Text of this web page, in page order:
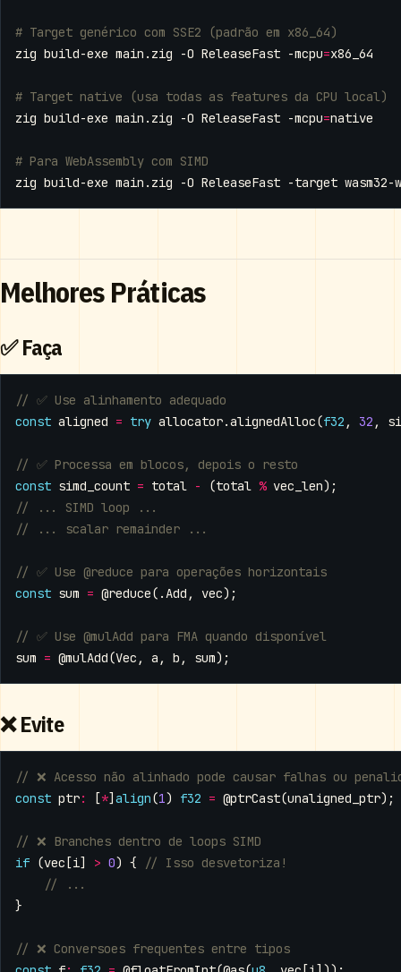
# Target genérico com SSE2 (padrão em x86_64)
zig build-exe main.zig -O ReleaseFast -mcpu=
# Target native (usa todas as features da CPU local)
zig build-exe main.zig -O ReleaseFast -mcpu=
# Para WebAssembly com SIMD
zig build-exe main.zig -O ReleaseFast -target wasm32-
Melhores Práticas
✅ Faça
const aligned = try allocator.alignedAlloc(f32 , 32 ,
const simd_count = total - (total % vec_len);
const sum = @reduce(.Add , vec);
sum = @mulAdd(Vec , a , b , sum);
❌ Evite
const ptr: [*] align(1) f32 = @ptrCast(unaligned_ptr);
if (vec [i] > 0) {
}